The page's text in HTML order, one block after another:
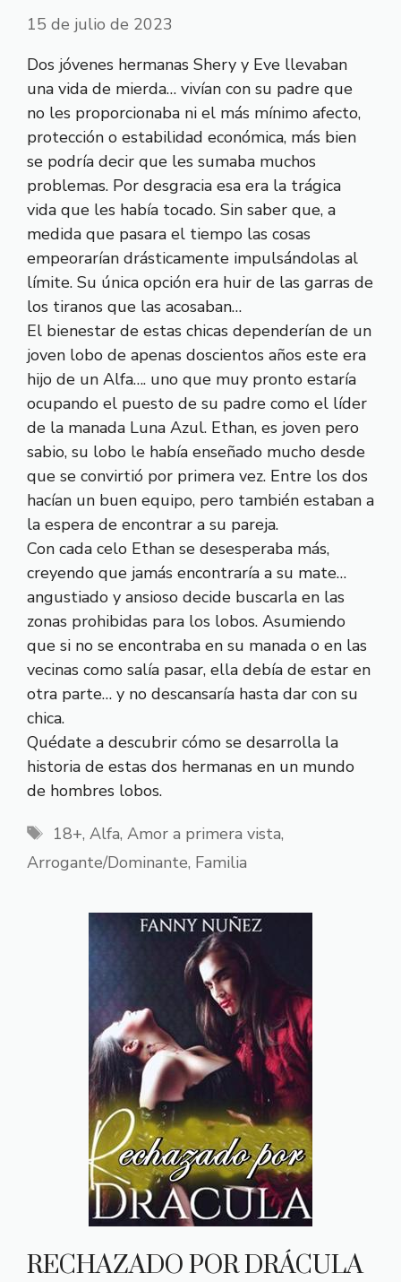
15 de julio de 2023
Dos jóvenes hermanas Shery y Eve llevaban
una vida de mierda… vivían con su padre que
no les proporcionaba ni el más mínimo afecto,
protección o estabilidad económica, más bien
se podría decir que les sumaba muchos
problemas. Por desgracia esa era la trágica
vida que les había tocado. Sin saber que, a
medida que pasara el tiempo las cosas
empeorarían drásticamente impulsándolas al
límite. Su única opción era huir de las garras de
los tiranos que las acosaban…
El bienestar de estas chicas dependerían de un
joven lobo de apenas doscientos años este era
hijo de un Alfa…. uno que muy pronto estaría
ocupando el puesto de su padre como el líder
de la manada Luna Azul. Ethan, es joven pero
sabio, su lobo le había enseñado mucho desde
que se convirtió por primera vez. Entre los dos
hacían un buen equipo, pero también estaban a
la espera de encontrar a su pareja.
Con cada celo Ethan se desesperaba más,
creyendo que jamás encontraría a su mate…
angustiado y ansioso decide buscarla en las
zonas prohibidas para los lobos. Asumiendo
que si no se encontraba en su manada o en las
vecinas como salía pasar, ella debía de estar en
otra parte… y no descansaría hasta dar con su
chica.
Quédate a descubrir cómo se desarrolla la
historia de estas dos hermanas en un mundo
de hombres lobos.
Etiquetas
18+, Alfa, Amor a primera vista,
Arrogante/Dominante, Familia
RECHAZADO POR DRÁCULA